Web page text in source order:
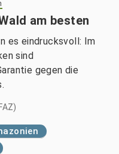
am besten
es eindrucksvoll: Im
sind
gegen die